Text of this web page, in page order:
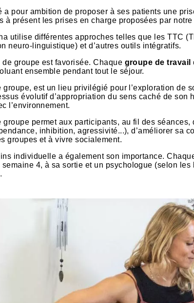
a pour ambition de proposer à ses patients une
à présent les prises en charge proposées par
utilise différentes approches telles que les TTC
neuro-linguistique) et d’autres outils intégratifs.
de groupe est favorisée. Chaque groupe de travail
ensemble pendant tout le séjour.
groupe, est un lieu privilégié pour l’exploration de
évolutif d’appropriation du sens caché de
l’environnement.
groupe permet aux participants, au fil des
inhibition, agressivité...), d’améliorer sa
groupes et à vivre socialement.
individuelle a également son importance.
semaine 4, à sa sortie et un psychologue (selon